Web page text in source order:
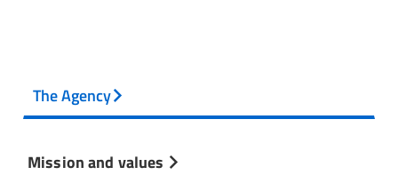
The Agency
Mission and values